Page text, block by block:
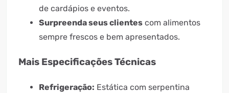
de cardápios e eventos.
Surpreenda seus clientes com alimentos
sempre frescos e bem apresentados.
Mais Especificações Técnicas
Refrigeração: Estática com serpentina